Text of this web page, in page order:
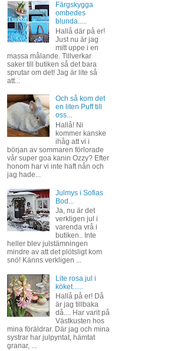
Färgskygga
ombedes
blunda.....
Hallå där på er!
Just nu är jag
mitt uppe i en
massa målande. Tillverkar
saker till butiken så det bara
sprutar om det! Jag är lite så
att...
Och så kom det
en liten Puff till
oss...
Hallå! Ni
kommer kanske
ihåg att vi i
början av sommaren förlorade
vår super goa kanin Ozzy? Efter
honom har vi inte haft nån och
jag hade...
Julmys i Sofias
Bod...
Ja, nu är det
verkligen jul i
varenda vrå i
butiken.. Inte
heller blev julstämningen
mindre av att det plötsligt kom
snö! Känns verkligen ...
Lite rosa jul i
köket......
Hallå på er! Då
är jag tillbaka
då.... Har varit på
Västkusten hos
mina föräldrar. Där jag och mina
systrar har julpyntat, hämtat
granar, ...